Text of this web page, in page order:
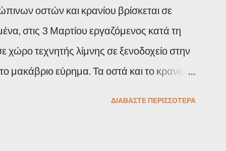
οστών και κρανίου βρίσκεται σε
στις 3 Μαρτίου εργαζόμενος κατά τη
χώρο τεχνητής λίμνης σε ξενοδοχείο στην
μακάβριο εύρημα. Τα οστά και το κρανίο
ΔΙΑΒΆΣΤΕ ΠΕΡΙΣΣΌΤΕΡΑ